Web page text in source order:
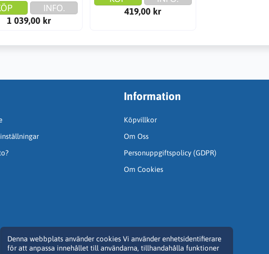
INFO.
1 039,00 kr
419,00 kr
Denna webbplats använder cookies Vi använder enhetsidentifierare
för att anpassa innehållet till användarna, tillhandahålla funktioner
Information
Köpvillkor
Om Oss
Personuppgiftspolicy (GDPR)
Om Cookies